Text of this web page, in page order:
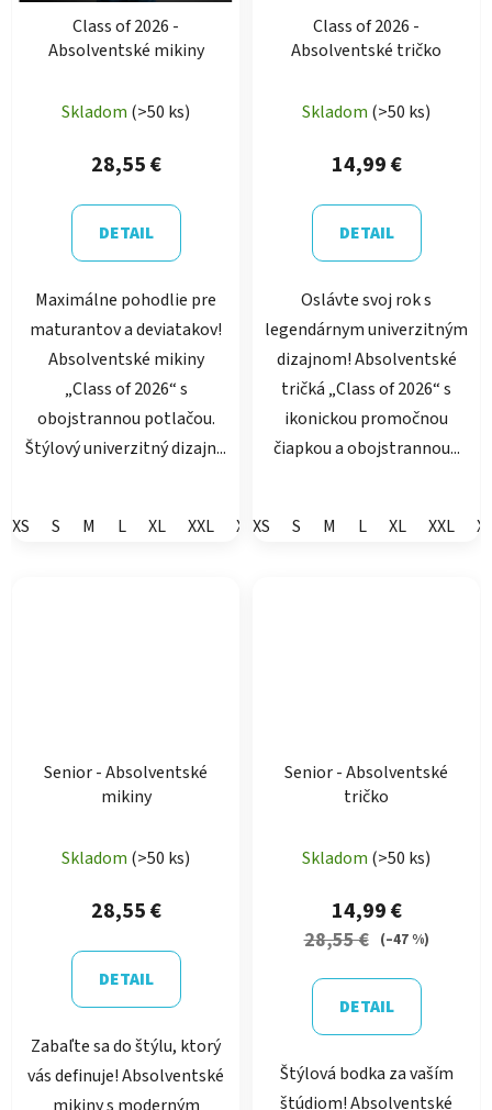
Class of 2026 -
Absolventské mikiny
Skladom (>50 ks)
28,55 €
DETAIL
Maximálne pohodlie pre
maturantov a deviatakov!
Absolventské mikiny
„Class of 2026“ s
obojstrannou potlačou.
Štýlový univerzitný dizajn...
XS S M L XL XXL XXXL
Class of 2026 -
Absolventské tričko
Skladom (>50 ks)
14,99 €
DETAIL
Oslávte svoj rok s
legendárnym univerzitným
dizajnom! Absolventské
tričká „Class of 2026“ s
ikonickou promočnou
čiapkou a obojstrannou...
XS S M L XL XXL
Senior - Absolventské
mikiny
Skladom (>50 ks)
28,55 €
DETAIL
Zabaľte sa do štýlu, ktorý
vás definuje! Absolventské
mikiny s moderným
Senior - Absolventské
tričko
Skladom (>50 ks)
14,99 €
28,55 € (–47 %)
DETAIL
Štýlová bodka za vaším
štúdiom! Absolventské